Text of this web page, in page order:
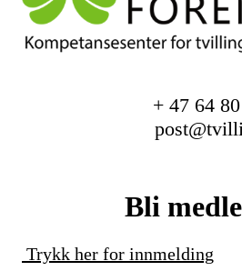
+ 47 64 80
Bli
Trykk her for innmelding